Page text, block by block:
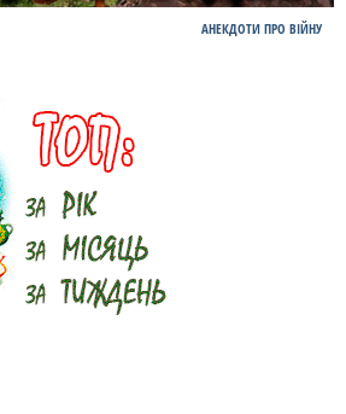
АНЕКДОТИ ПРО ВІЙНУ